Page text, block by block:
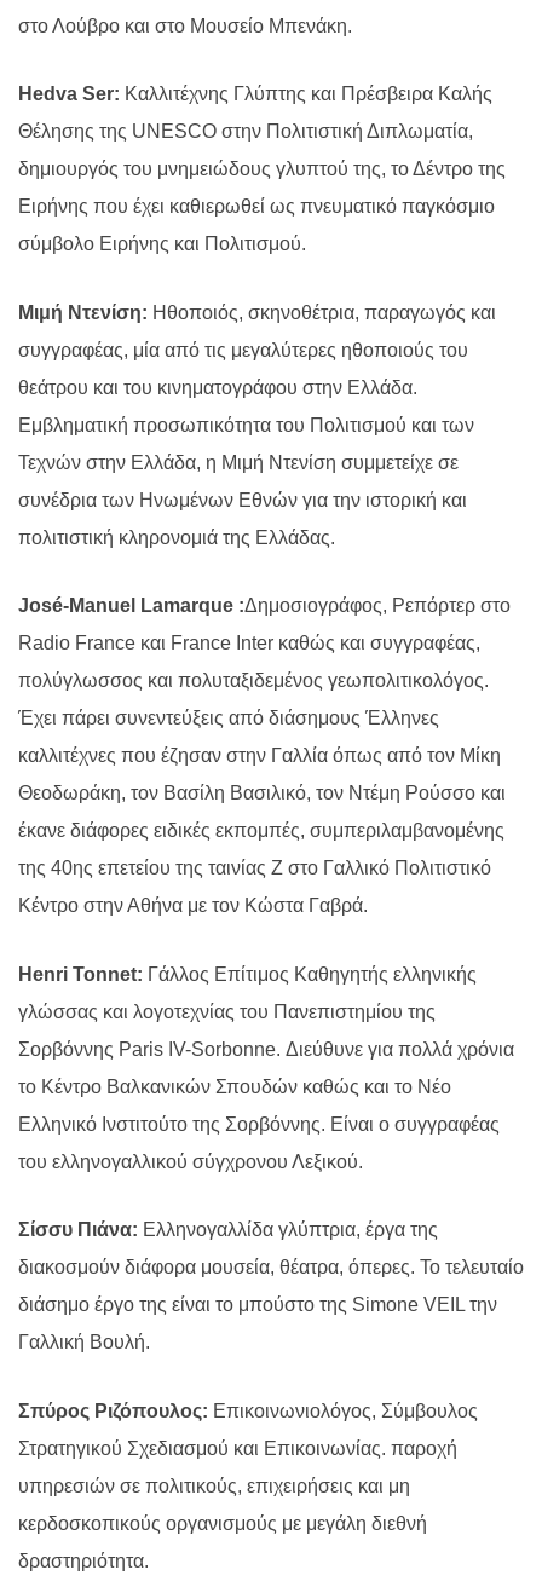
στο Λούβρο και στο Μουσείο Μπενάκη.
Hedva Ser: Καλλιτέχνης Γλύπτης και Πρέσβειρα Καλής
Θέλησης της UNESCO στην Πολιτιστική Διπλωματία,
δημιουργός του μνημειώδους γλυπτού της, το Δέντρο της
Ειρήνης που έχει καθιερωθεί ως πνευματικό παγκόσμιο
σύμβολο Ειρήνης και Πολιτισμού.
Μιμή Ντενίση: Ηθοποιός, σκηνοθέτρια, παραγωγός και
συγγραφέας, μία από τις μεγαλύτερες ηθοποιούς του
θεάτρου και του κινηματογράφου στην Ελλάδα.
Εμβληματική προσωπικότητα του Πολιτισμού και των
Τεχνών στην Ελλάδα, η Μιμή Ντενίση συμμετείχε σε
συνέδρια των Ηνωμένων Εθνών για την ιστορική και
πολιτιστική κληρονομιά της Ελλάδας.
José-Manuel Lamarque :Δημοσιογράφος, Ρεπόρτερ στο
Radio France και France Inter καθώς και συγγραφέας,
πολύγλωσσος και πολυταξιδεμένος γεωπολιτικολόγος.
Έχει πάρει συνεντεύξεις από διάσημους Έλληνες
καλλιτέχνες που έζησαν στην Γαλλία όπως από τον Μίκη
Θεοδωράκη, τον Βασίλη Βασιλικό, τον Ντέμη Ρούσσο και
έκανε διάφορες ειδικές εκπομπές, συμπεριλαμβανομένης
της 40ης επετείου της ταινίας Z στο Γαλλικό Πολιτιστικό
Κέντρο στην Αθήνα με τον Κώστα Γαβρά.
Henri Tonnet: Γάλλος Επίτιμος Καθηγητής ελληνικής
γλώσσας και λογοτεχνίας του Πανεπιστημίου της
Σορβόννης Paris IV-Sorbonne. Διεύθυνε για πολλά χρόνια
το Κέντρο Βαλκανικών Σπουδών καθώς και το Νέο
Ελληνικό Ινστιτούτο της Σορβόννης. Είναι ο συγγραφέας
του ελληνογαλλικού σύγχρονου Λεξικού.
Σίσσυ Πιάνα: Ελληνογαλλίδα γλύπτρια, έργα της
διακοσμούν διάφορα μουσεία, θέατρα, όπερες. Το τελευταίο
διάσημο έργο της είναι το μπούστο της Simone VEIL την
Γαλλική Βουλή.
Σπύρος Ριζόπουλος: Επικοινωνιολόγος, Σύμβουλος
Στρατηγικού Σχεδιασμού και Επικοινωνίας. παροχή
υπηρεσιών σε πολιτικούς, επιχειρήσεις και μη
κερδοσκοπικούς οργανισμούς με μεγάλη διεθνή
δραστηριότητα.